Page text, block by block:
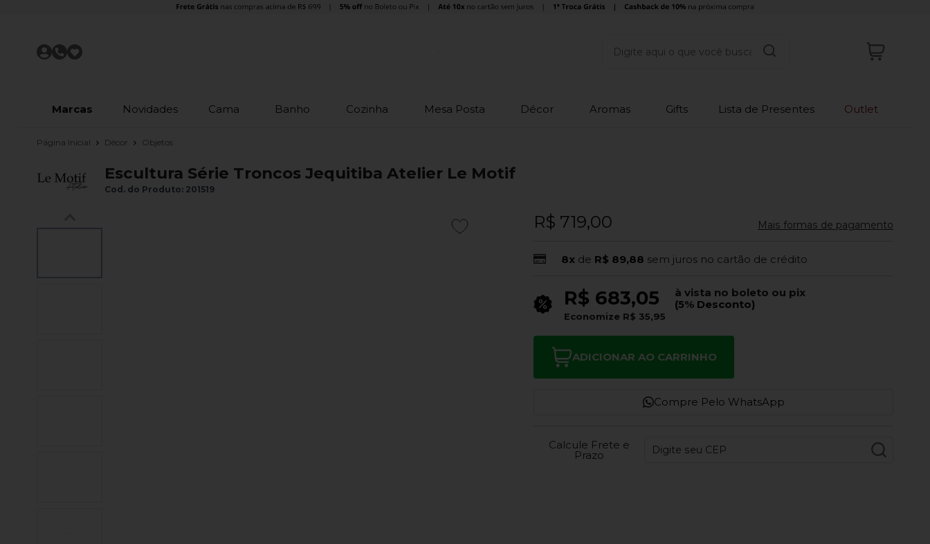
Marcas Novidades Cama Banho Cozinha Mesa Posta Décor Aromas Gifts Lista de Presentes Outlet
Página Inicial Décor Objetos
Escultura Série Troncos Jequitiba Atelier Le Motif
Cod. do Produto: 201519
R$ 719,00 Mais formas de pagamento
8x de R$ 89,88 sem juros no cartão de crédito
R$ 683,05
à vista no boleto ou pix
(5% Desconto)
Economize R$ 35,95
ADICIONAR AO CARRINHO
Compre Pelo WhatsApp
Calcule Frete e
Prazo